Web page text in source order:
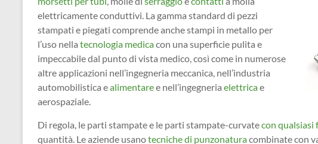
elettricamente conduttivi. La gamma standard di pezzi
stampati e piegati comprende anche stampi in metallo per
l’uso nella tecnologia medicacon una superficie pulita e
impeccabile dal punto di vista medico, così come in numerose
altre applicazioni nell’ingegneria meccanica, nell’industria
automobilistica ealimentaree nell’ingegneria elettricae
aerospaziale.
Di regola, le parti stampate e le parti stampate-curvatecon qualsiasi
quantità. Le aziende usanotecniche di punzonaturacombinate con